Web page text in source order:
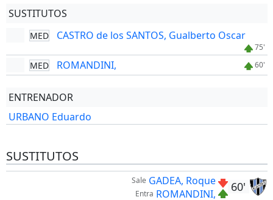
SUSTITUTOS
MED CASTRO de los SANTOS, Gualberto Oscar
75'
MED ROMANDINI, 60'
ENTRENADOR
URBANO Eduardo
SUSTITUTOS
60'
Sale GADEA, Roque
Entra ROMANDINI,